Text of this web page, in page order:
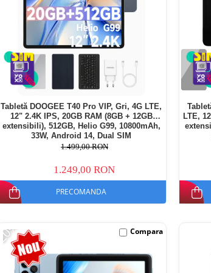
Tabletă DOOGEE T40 Pro VIP, Gri, 4G LTE,
12" 2.4K IPS, 20GB RAM (8GB + 12GB
extensibili), 512GB, Helio G99, 10800mAh,
33W, Android 14, Dual SIM
1.499,00 RON
1.249,00 RON
PRECOMANDA
LTE,
-20% Compara